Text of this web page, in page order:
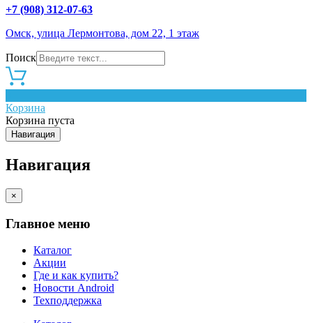
+7 (908) 312-07-63
Омск, улица Лермонтова, дом 22, 1 этаж
Поиск
Корзина
Корзина пуста
Навигация
Навигация
×
Главное меню
Каталог
Акции
Где и как купить?
Новости Android
Техподдержка